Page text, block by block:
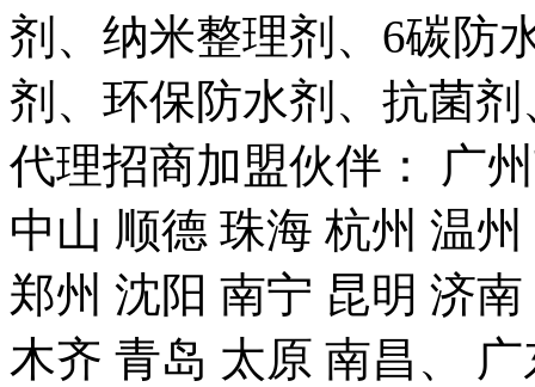
剂、纳米整理剂、6碳防
剂、环保防水剂、抗菌
代理招商加盟伙伴： 广
中山 顺德 珠海 杭州 温
郑州 沈阳 南宁 昆明 济
木齐 青岛 太原 南昌、